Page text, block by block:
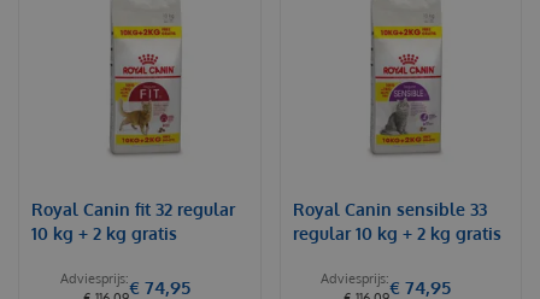
Royal Canin fit 32 regular
10 kg + 2 kg gratis
€ 74,95
Royal Canin sensible 33
regular 10 kg + 2 kg gratis
€ 74,95